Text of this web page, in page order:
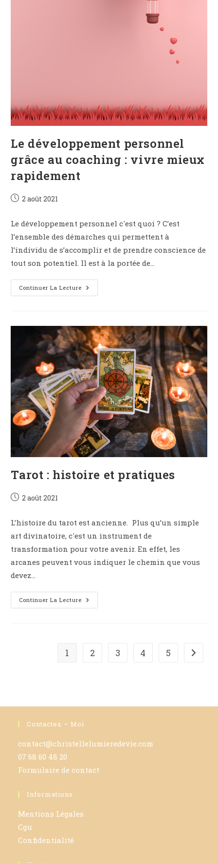
Le développement personnel
grâce au coaching : vivre mieux
rapidement
Publication
2 août 2021
Le développement personnel c'est quoi ? C’est
l’ensemble des démarches qui permettent à
l’individu de s’accomplir et de prendre conscience de
tout son potentiel. Il est à la portée de…
Continuer La Lecture Le
Développement
:
Vivre
Mieux
Rapidement
Tarot : histoire et pratiques
Publication
2 août 2021
L’histoire du tarot est ancienne. Plus qu’un simple
art divinatoire, c'est un instrument de
transformation pour votre avenir. En effet, les
arcanes peuvent vous indiquer le chemin que vous
devez…
Continuer La Lecture Tarot
:
1 2 3 4 5 Aller à
Contactez – Moi
contact@christellelumieredevie.com
07 68 60 48 20
Formulaire de contact
Informations
Mentions Légales
Cgu
Confidentialité